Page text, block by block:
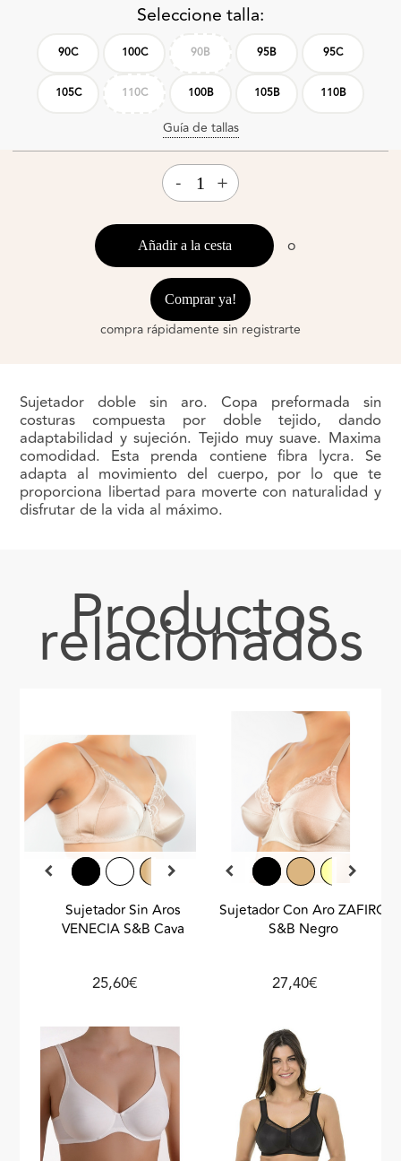
Seleccione talla:
90C 100C 90B 95B 95C
105C 110C 100B 105B 110B
Guía de tallas
- +
Añadir a la cesta o
Comprar ya!
compra rápidamente sin registrarte
Sujetador doble sin aro. Copa preformada sin
costuras compuesta por doble tejido, dando
adaptabilidad y sujeción. Tejido muy suave. Maxima
comodidad. Esta prenda contiene fibra lycra. Se
adapta al movimiento del cuerpo, por lo que te
proporciona libertad para moverte con naturalidad y
disfrutar de la vida al máximo.
Productos
relacionados
Sujetador Sin Aros
VENECIA S&B Cava
25,60€
Sujetador Con Aro ZAFIRO
S&B Negro
27,40€